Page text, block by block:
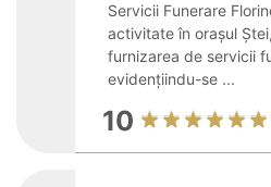
Servicii Funerare
activitate în orașul
furnizarea de servicii
evidențiindu-se ...
10